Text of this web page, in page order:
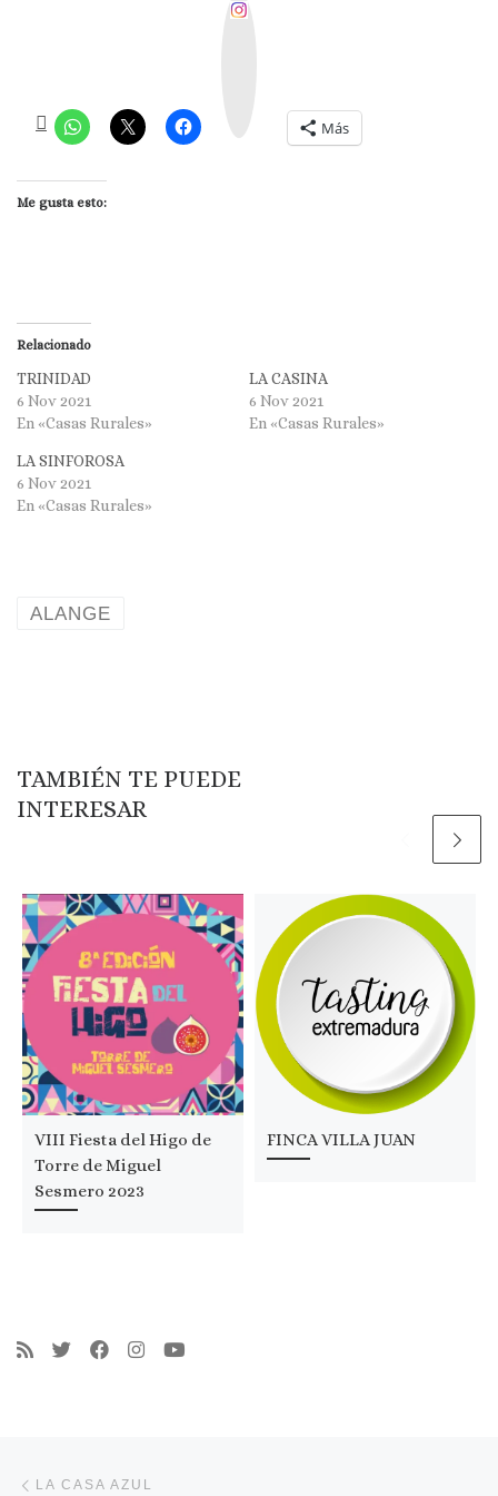
Más
Me gusta esto:
Relacionado
TRINIDAD
6 Nov 2021
En «Casas Rurales»
LA CASINA
6 Nov 2021
En «Casas Rurales»
LA SINFOROSA
6 Nov 2021
En «Casas Rurales»
ALANGE
TAMBIÉN TE PUEDE
INTERESAR
VIII Fiesta del Higo de
Torre de Miguel
Sesmero 2023
FINCA VILLA JUAN
LA CASA AZUL